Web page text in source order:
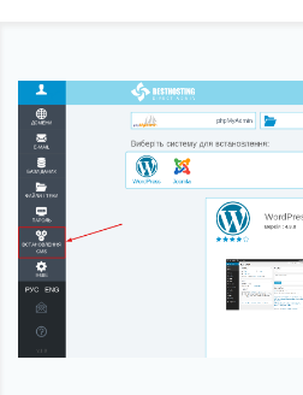
Підтримка
Про компанію